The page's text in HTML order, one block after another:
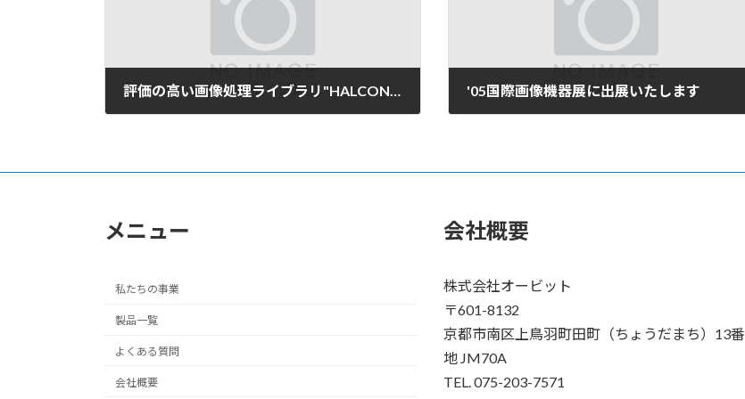
'05国際画像機器展に出展いたします
メニュー
私たちの事業
製品一覧
よくある質問
会社概要
会社概要
株式会社オービット
〒601-8132
京都市南区上鳥羽町田町（ちょうだまち）13番
地 JM70A
TEL. 075-203-7571